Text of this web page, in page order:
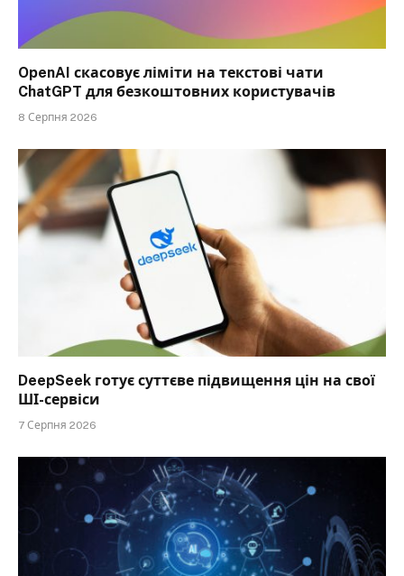
OpenAI скасовує ліміти на текстові чати
ChatGPT для безкоштовних користувачів
8 Серпня 2026
DeepSeek готує суттєве підвищення цін на свої
ШІ-сервіси
7 Серпня 2026